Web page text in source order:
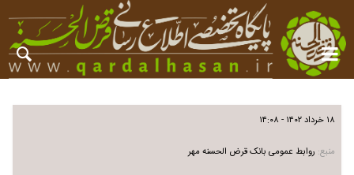
۱۸ خرداد ۱۴۰۲ - ۱۴:۰۸
منبع: روابط عمومی بانک قرض الحسنه مهر